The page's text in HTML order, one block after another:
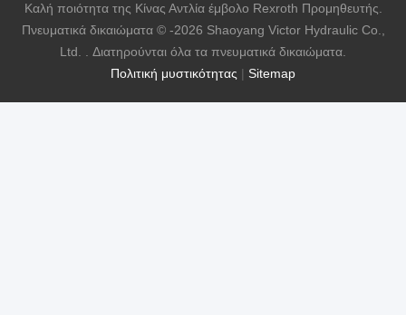
Πολιτική μυστικότητας | Sitemap
Καλή ποιότητα της Κίνας Αντλία έμβολο Rexroth Προμηθευτής.
Πνευματικά δικαιώματα © -2026 Shaoyang Victor Hydraulic Co.,
Ltd. . Διατηρούνται όλα τα πνευματικά δικαιώματα.